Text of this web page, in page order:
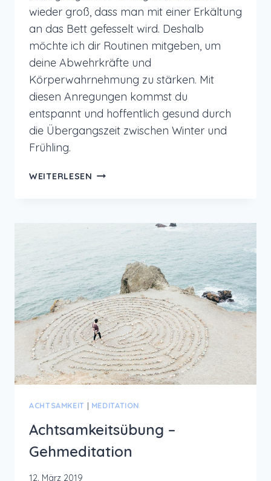
wieder groß, dass man mit einer Erkältung
an das Bett gefesselt wird. Deshalb
möchte ich dir Routinen mitgeben, um
deine Abwehrkräfte und
Körperwahrnehmung zu stärken. Mit
diesen Anregungen kommst du
entspannt und hoffentlich gesund durch
die Übergangszeit zwischen Winter und
Frühling.
WEITERLESEN ROUTINEN
ABWEHRKRÄFTE
ACHTSAMKEIT | MEDITATION
Achtsamkeitsübung –
Gehmeditation
12. März 2019